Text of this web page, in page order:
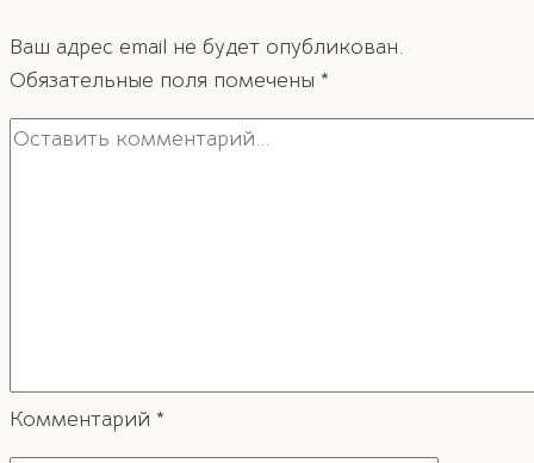
Ваш адрес email не будет опубликован.
Обязательные поля помечены *
Комментарий *